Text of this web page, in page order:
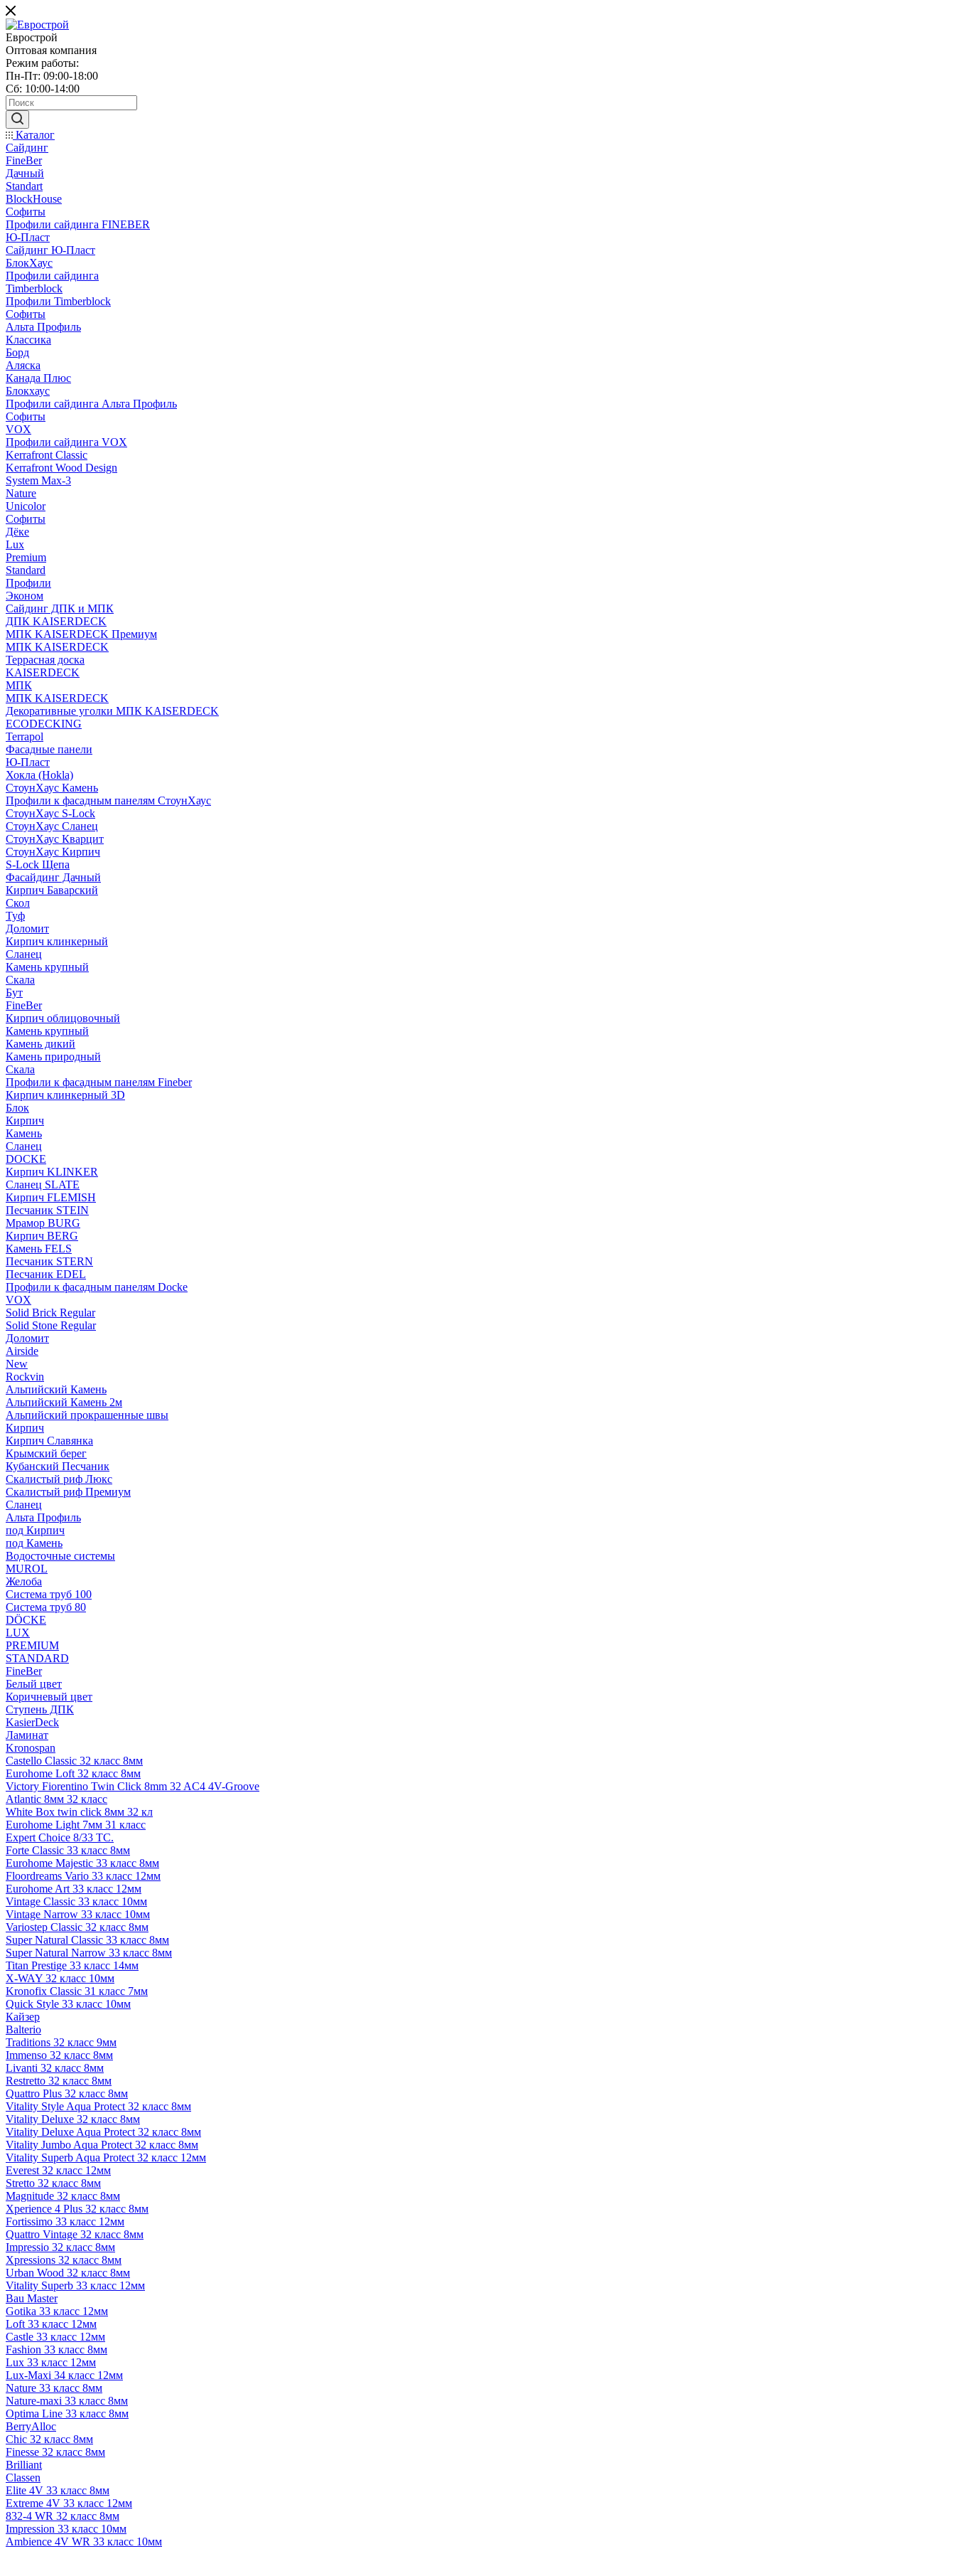
Еврострой
Оптовая компания
Режим работы:
Пн-Пт: 09:00-18:00
Сб: 10:00-14:00
Каталог
Сайдинг
FineBer
Дачный
Standart
BlockHouse
Софиты
Профили сайдинга FINEBER
Ю-Пласт
Сайдинг Ю-Пласт
БлокХаус
Профили сайдинга
Timberblock
Профили Timberblock
Софиты
Альта Профиль
Классика
Борд
Аляска
Канада Плюс
Блокхаус
Профили сайдинга Альта Профиль
Софиты
VOX
Профили сайдинга VOX
Kerrafront Classic
Kerrafront Wood Design
System Max-3
Nature
Unicolor
Софиты
Дёке
Lux
Premium
Standard
Профили
Эконом
Сайдинг ДПК и МПК
ДПК KAISERDECK
МПК KAISERDECK Премиум
МПК KAISERDECK
Террасная доска
KAISERDECK
МПК
МПК KAISERDECK
Декоративные уголки МПК KAISERDECK
ECODECKING
Terrapol
Фасадные панели
Ю-Пласт
Хокла (Hokla)
СтоунХаус Камень
Профили к фасадным панелям СтоунХаус
СтоунХаус S-Lock
СтоунХаус Сланец
СтоунХаус Кварцит
СтоунХаус Кирпич
S-Lock Щепа
Фасайдинг Дачный
Кирпич Баварский
Скол
Туф
Доломит
Кирпич клинкерный
Сланец
Камень крупный
Скала
Бут
FineBer
Кирпич облицовочный
Камень крупный
Камень дикий
Камень природный
Скала
Профили к фасадным панелям Fineber
Кирпич клинкерный 3D
Блок
Кирпич
Камень
Сланец
DOCKE
Кирпич KLINKER
Сланец SLATE
Кирпич FLEMISH
Пес­ча­ник STEIN
Мрамор BURG
Кирпич BERG
Камень FELS
Пес­ча­ник STERN
Пес­ча­ник EDEL
Профили к фасадным панелям Docke
VOX
Solid Brick Regular
Solid Stone Regular
Доломит
Airside
New
Rockvin
Альпийский Камень
Альпийский Камень 2м
Альпийский прокрашенные швы
Кирпич
Кирпич Славянка
Крымский берег
Кубанский Песчаник
Скалистый риф Люкс
Скалистый риф Премиум
Сланец
Альта Профиль
под Кирпич
под Камень
Водосточные системы
MUROL
Желоба
Система труб 100
Система труб 80
DÖCKE
LUX
PREMIUM
STANDARD
FineBer
Белый цвет
Коричневый цвет
Ступень ДПК
KasierDeck
Ламинат
Kronospan
Castello Classic 32 класс 8мм
Eurohome Loft 32 класс 8мм
Victory Fiorentino Twin Click 8mm 32 AC4 4V-Groove
Atlantic 8мм 32 класс
White Box twin click 8мм 32 кл
Eurohome Light 7мм 31 класс
Expert Choice 8/33 TC.
Forte Classic 33 класс 8мм
Eurohome Majestic 33 класс 8мм
Floordreams Vario 33 класс 12мм
Eurohome Art 33 класс 12мм
Vintage Classic 33 класс 10мм
Vintage Narrow 33 класс 10мм
Variostep Classic 32 класс 8мм
Super Natural Classic 33 класс 8мм
Super Natural Narrow 33 класс 8мм
Titan Prestige 33 класс 14мм
X-WAY 32 класс 10мм
Kronofix Classic 31 класс 7мм
Quick Style 33 класс 10мм
Кайзер
Balterio
Traditions 32 класс 9мм
Immenso 32 класс 8мм
Livanti 32 класс 8мм
Restretto 32 класс 8мм
Quattro Plus 32 класс 8мм
Vitality Style Aqua Protect 32 класс 8мм
Vitality Deluxe 32 класс 8мм
Vitality Deluxe Aqua Protect 32 класс 8мм
Vitality Jumbo Aqua Protect 32 класс 8мм
Vitality Superb Aqua Protect 32 класс 12мм
Everest 32 класс 12мм
Stretto 32 класс 8мм
Magnitude 32 класс 8мм
Xperience 4 Plus 32 класс 8мм
Fortissimo 33 класс 12мм
Quattro Vintage 32 класс 8мм
Impressio 32 класс 8мм
Xpressions 32 класс 8мм
Urban Wood 32 класс 8мм
Vitality Superb 33 класс 12мм
Bau Master
Gotika 33 класс 12мм
Loft 33 класс 12мм
Castle 33 класс 12мм
Fashion 33 класс 8мм
Lux 33 класс 12мм
Lux-Maxi 34 класс 12мм
Nature 33 класс 8мм
Nature-maxi 33 класс 8мм
Optima Line 33 класс 8мм
BerryAlloc
Chic 32 класс 8мм
Finesse 32 класс 8мм
Brilliant
Classen
Elite 4V 33 класс 8мм
Extreme 4V 33 класс 12мм
832-4 WR 32 класс 8мм
Impression 33 класс 10мм
Ambience 4V WR 33 класс 10мм